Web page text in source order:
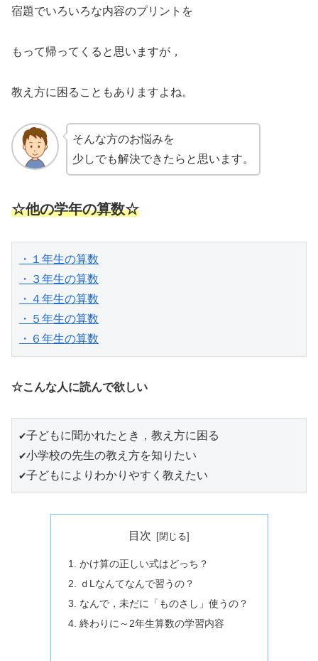
宿題でいろいろな内容のプリントを
もって帰ってくると思いますが，
教え方に困ることもありますよね。
そんな方のお悩みを
少しでも解決できたらと思います。
☆他の学年の算数☆
・１年生の算数
・３年生の算数
・４年生の算数
・５年生の算数
・６年生の算数
☆こんな人に読んで欲しい
✔子どもに聞かれたとき，教え方に困る
✔小学校の先生の教え方を知りたい
✔子どもによりわかりやすく教えたい
目次
かけ算の正しい式はどっち？
ｄLなんてなんで習うの？
なんで，未だに「ものさし」使うの？
終わりに～2年生算数の学習内容